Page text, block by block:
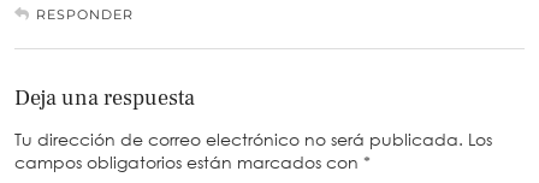
RESPONDER
Deja una respuesta
Tu dirección de correo electrónico no será publicada. Los
campos obligatorios están marcados con *